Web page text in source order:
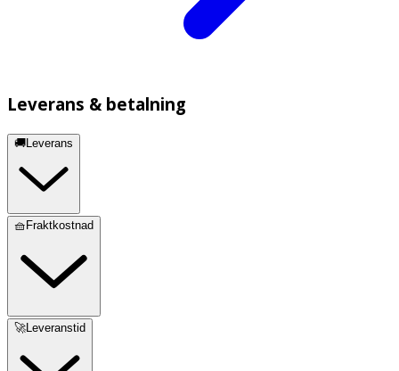
Leverans & betalning
🚚Leverans
🧺Fraktkostnad
🚀Leveranstid